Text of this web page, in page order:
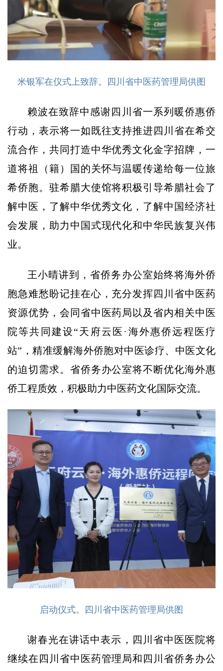
米银军在仪式上致辞。四川省中医药管理局供图
赖波在致辞中感谢四川省一系列暖侨惠侨
行动，表示将一如既往支持推进四川省在希交
流合作，共同打造中华优秀文化金字招牌，一
道将祖（籍）国的关怀与温暖传递给每一位旅
希侨胞。驻希腊大使馆将积极引导希腊社会了
解中医，了解中华优秀文化，了解中国经济社
会发展，助力中国式现代化和中华民族复兴伟
业。
王小晴讲到，省侨务办公室始终将海外侨
胞急难愁盼记挂在心，充分发挥四川省中医药
资源优势，会同省中医药局以及省内相关中医
院等共同建设“天府云医·海外惠侨远程医疗
站”，精准缓解海外侨胞对中医诊疗、中医文化
的迫切需求。省侨务办公室将不断优化海外惠
侨工程质效，积极助力中医药文化国际交流。
启动仪式。四川省中医药管理局供图
谢春光在讲话中表示，四川省中医医院将
继续在四川省中医药管理局和四川省侨务办公